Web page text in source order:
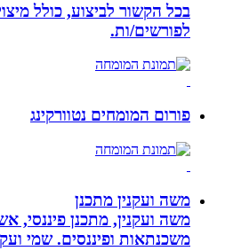
בכל הקשור לביצוע, כולל מיצוי
לפורשים/ות.
פורום המומחים נטוורקינג
משה ועקנין מתכנן
משה ועקנין, מתכנן פיננסי,
משכנתאות ופיננסים. שמי ועקנין